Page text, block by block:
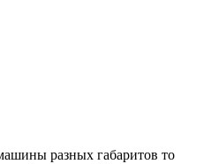
разных габаритов то